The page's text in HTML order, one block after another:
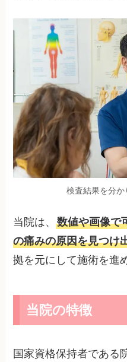
検査結果を分
当院は、数値や画像で
の痛みの原因を見つけ
拠を元にして施術を進
当院の特徴
国家資格保持者である